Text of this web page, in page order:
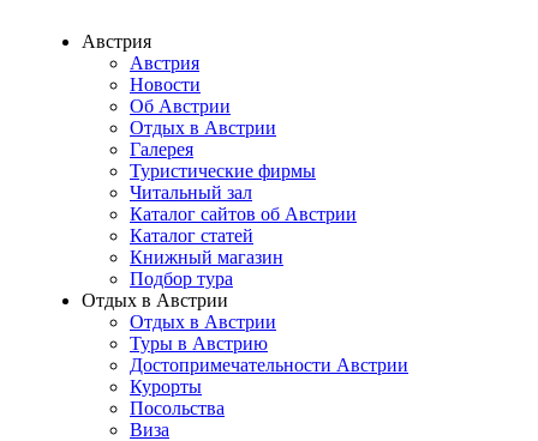
Австрия
Австрия
Новости
Об Австрии
Отдых в Австрии
Галерея
Туристические фирмы
Читальный зал
Каталог сайтов об Австрии
Каталог статей
Книжный магазин
Подбор тура
Отдых в Австрии
Отдых в Австрии
Туры в Австрию
Достопримечательности Австрии
Курорты
Посольства
Виза